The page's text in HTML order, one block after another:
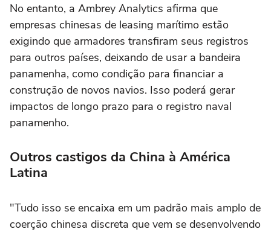
No entanto, a Ambrey Analytics afirma que
empresas chinesas de leasing marítimo estão
exigindo que armadores transfiram seus registros
para outros países, deixando de usar a bandeira
panamenha, como condição para financiar a
construção de novos navios. Isso poderá gerar
impactos de longo prazo para o registro naval
panamenho.
Outros castigos da China à América
Latina
"Tudo isso se encaixa em um padrão mais amplo de
coerção chinesa discreta que vem se desenvolvendo